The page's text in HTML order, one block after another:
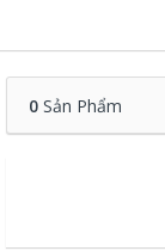
0 Sản Phẩm